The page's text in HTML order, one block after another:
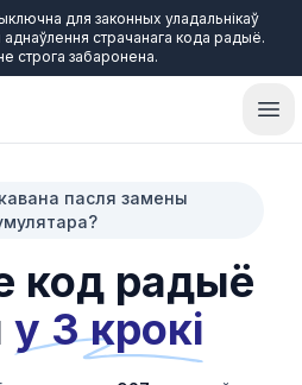
для законных уладальнікаў
страчанага кода радыё.
строга забаронена.
пасля замены
код радыё
у 3 крокі